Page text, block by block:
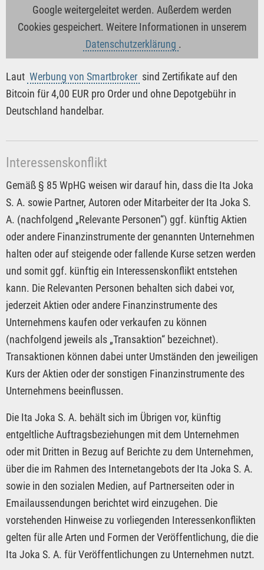
Google weitergeleitet werden. Außerdem werden
Cookies gespeichert. Weitere Informationen in unserem
Datenschutzerklärung .
Laut Werbung von Smartbroker sind Zertifikate auf den
Bitcoin für 4,00 EUR pro Order und ohne Depotgebühr in
Deutschland handelbar.
Interessenskonflikt
Gemäß § 85 WpHG weisen wir darauf hin, dass die Ita Joka
S. A. sowie Partner, Autoren oder Mitarbeiter der Ita Joka S.
A. (nachfolgend „Relevante Personen“) ggf. künftig Aktien
oder andere Finanzinstrumente der genannten Unternehmen
halten oder auf steigende oder fallende Kurse setzen werden
und somit ggf. künftig ein Interessenskonflikt entstehen
kann. Die Relevanten Personen behalten sich dabei vor,
jederzeit Aktien oder andere Finanzinstrumente des
Unternehmens kaufen oder verkaufen zu können
(nachfolgend jeweils als „Transaktion“ bezeichnet).
Transaktionen können dabei unter Umständen den jeweiligen
Kurs der Aktien oder der sonstigen Finanzinstrumente des
Unternehmens beeinflussen.
Die Ita Joka S. A. behält sich im Übrigen vor, künftig
entgeltliche Auftragsbeziehungen mit dem Unternehmen
oder mit Dritten in Bezug auf Berichte zu dem Unternehmen,
über die im Rahmen des Internetangebots der Ita Joka S. A.
sowie in den sozialen Medien, auf Partnerseiten oder in
Emailaussendungen berichtet wird einzugehen. Die
vorstehenden Hinweise zu vorliegenden Interessenkonflikten
gelten für alle Arten und Formen der Veröffentlichung, die die
Ita Joka S. A. für Veröffentlichungen zu Unternehmen nutzt.